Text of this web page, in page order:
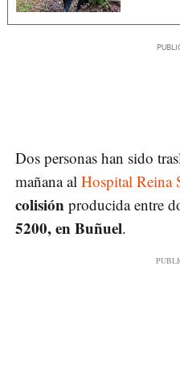
Dos personas han sido
mañana al Hospital Reina
colisión producida entre
5200, en Buñuel.